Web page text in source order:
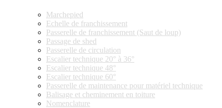
Marchepied
Echelle de franchissement
Passerelle de franchissement (Saut de loup)
Passage de shed
Passerelle de circulation
Escalier technique 20° à 36°
Escalier technique 48°
Escalier technique 60°
Passerelle de maintenance pour matériel technique
Balisage et cheminement en toiture
Nomenclature